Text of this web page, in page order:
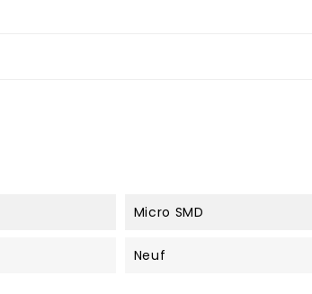
Micro SMD
Neuf